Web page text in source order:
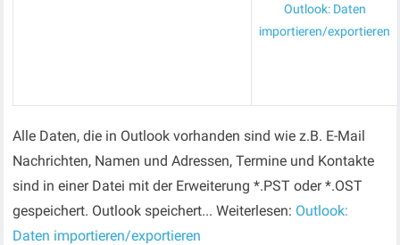
Outlook: Daten
importieren/exportieren
Alle Daten, die in Outlook vorhanden sind wie z.B. E-Mail
Nachrichten, Namen und Adressen, Termine und Kontakte
sind in einer Datei mit der Erweiterung *.PST oder *.OST
gespeichert. Outlook speichert... Weiterlesen: Outlook:
Daten importieren/exportieren